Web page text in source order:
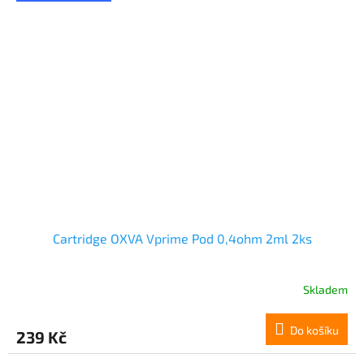
Cartridge OXVA Vprime Pod 0,4ohm 2ml 2ks
Skladem
239 Kč Do košíku